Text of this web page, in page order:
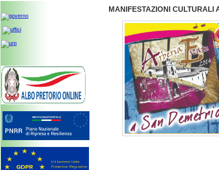
MANIFESTAZIONI CULTURALI